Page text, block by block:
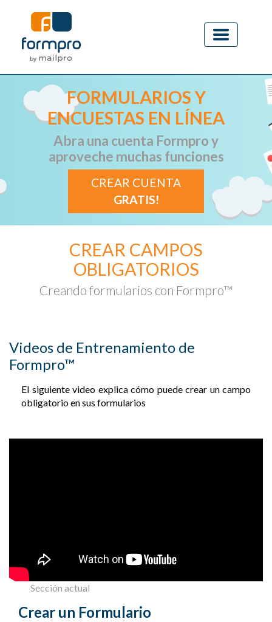
FORMULARIOS Y
ENCUESTAS EN LÍNEA
Abra una cuenta Formpro y
aproveche muchas funciones
CREAR CUENTA
GRATIS!
CREAR CAMPOS
OBLIGATORIOS
Creando formularios con Formpro™
Videos de Entrenamiento de
Formpro™
El siguiente video explica cómo puede crear un campo
obligatorio en sus formularios
Sección actual
Crear un Formulario